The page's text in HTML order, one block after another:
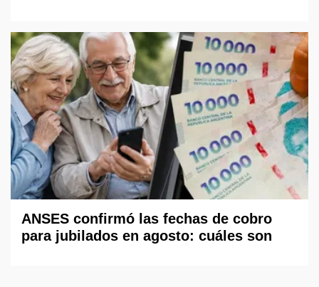
ANSES confirmó las fechas de cobro
para jubilados en agosto: cuáles son